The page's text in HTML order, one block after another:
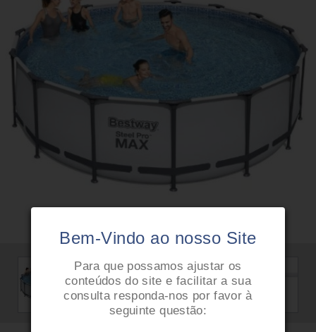
Bem-Vindo ao nosso Site
Para que possamos ajustar os
conteúdos do site e facilitar a sua
consulta responda-nos por favor à
seguinte questão: